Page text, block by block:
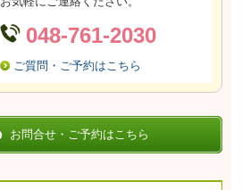
048-761-2030
ご質問・ご予約はこちら
お問合せ・ご予約はこちら